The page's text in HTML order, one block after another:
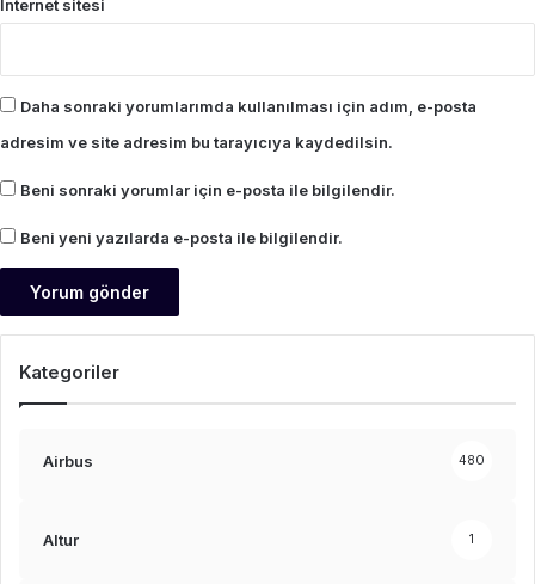
İnternet sitesi
Daha sonraki yorumlarımda kullanılması için adım, e-posta
adresim ve site adresim bu tarayıcıya kaydedilsin.
Beni sonraki yorumlar için e-posta ile bilgilendir.
Beni yeni yazılarda e-posta ile bilgilendir.
Kategoriler
Airbus 480
Altur 1